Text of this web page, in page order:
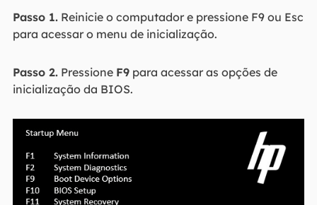
Passo 1.Reinicie o computador e pressione F9 ou Esc
para acessar o menu de inicialização.
Passo 2.Pressione F9para acessar as opções de
inicialização da BIOS.